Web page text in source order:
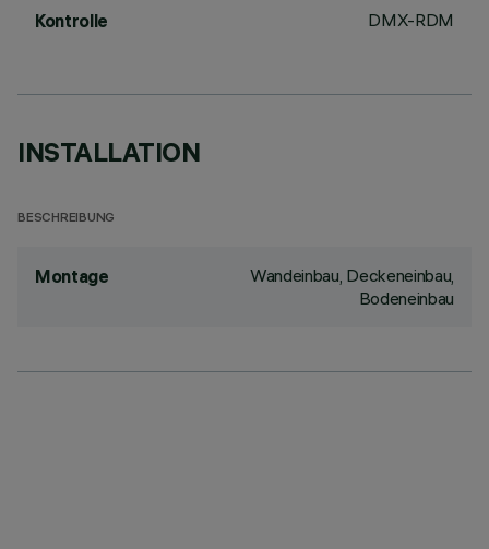
Kontrolle DMX-RDM
INSTALLATION
BESCHREIBUNG
Montage
Wandeinbau, Deckeneinbau,
Bodeneinbau